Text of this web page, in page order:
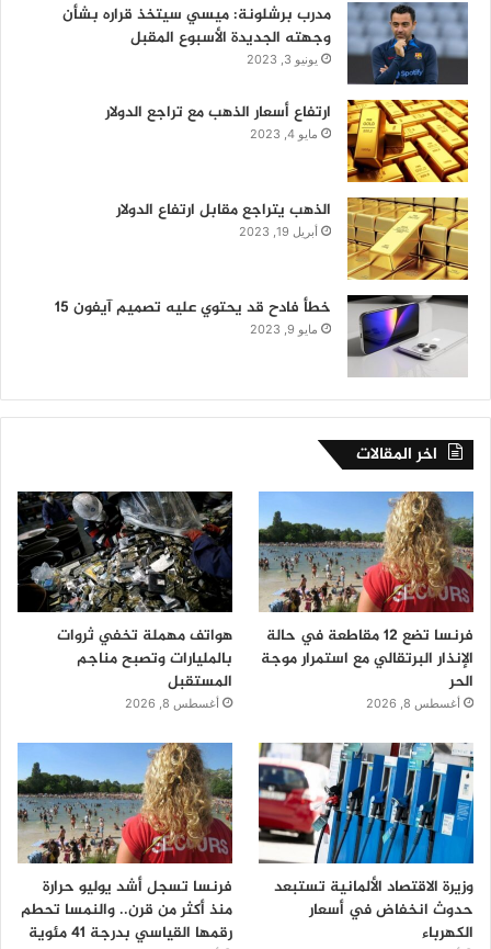
مدرب برشلونة: ميسي سيتخذ قراره بشأن
وجهته الجديدة الأسبوع المقبل
يونيو 3, 2023
ارتفاع أسعار الذهب مع تراجع الدولار
مايو 4, 2023
الذهب يتراجع مقابل ارتفاع الدولار
أبريل 19, 2023
خطأ فادح قد يحتوي عليه تصميم آيفون 15
مايو 9, 2023
اخر المقالات
فرنسا تضع 12 مقاطعة في حالة
الإنذار البرتقالي مع استمرار موجة
الحر
أغسطس 8, 2026
هواتف مهملة تخفي ثروات
بالمليارات وتصبح مناجم
المستقبل
أغسطس 8, 2026
وزيرة الاقتصاد الألمانية تستبعد
حدوث انخفاض في أسعار
الكهرباء
فرنسا تسجل أشد يوليو حرارة
منذ أكثر من قرن.. والنمسا تحطم
رقمها القياسي بدرجة 41 مئوية